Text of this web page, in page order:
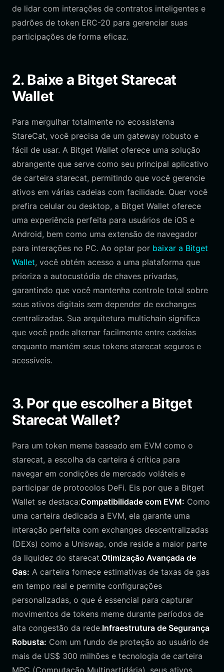
de lidar com interações de contratos inteligentes e
padrões de token ERC-20 para gerenciar suas
participações de forma eficaz.
2. Baixe a Bitget Starecat
Wallet
Para mergulhar totalmente no ecossistema
StareCat, você precisa de um gateway robusto e
fácil de usar. A Bitget Wallet oferece uma solução
abrangente que serve como seu principal aplicativo
de carteira starecat, permitindo que você gerencie
ativos em várias cadeias com facilidade. Quer você
prefira celular ou desktop, a Bitget Wallet oferece
uma experiência perfeita para usuários de iOS e
Android, bem como uma extensão de navegador
para interações no PC. Ao optar por baixar a Bitget
Wallet, você obtém acesso a uma plataforma que
prioriza a autocustódia de chaves privadas,
garantindo que você mantenha controle total sobre
seus ativos digitais sem depender de exchanges
centralizadas. Sua arquitetura multichain significa
que você pode alternar facilmente entre cadeias
enquanto mantém seus tokens starecat seguros e
acessíveis.
3. Por que escolher a Bitget
Starecat Wallet?
Para um token meme baseado em EVM como o
starecat, a escolha da carteira é crítica para
navegar em condições de mercado voláteis e
participar de protocolos DeFi. Eis por que a Bitget
Wallet se destaca:Compatibilidade com EVM: Como
uma carteira dedicada a EVM, ela garante uma
interação perfeita com exchanges descentralizadas
(DEXs) como a Uniswap, onde reside a maior parte
da liquidez do starecat.Otimização Avançada de
Gas: A carteira fornece estimativas de taxas de gas
em tempo real e permite configurações
personalizadas, o que é essencial para capturar
movimentos de tokens meme durante períodos de
alta congestão da rede.Infraestrutura de Segurança
Robusta: Com um fundo de proteção ao usuário de
mais de US$ 300 milhões e tecnologia de carteira
MPC (Computação Multipartidária), seus ativos